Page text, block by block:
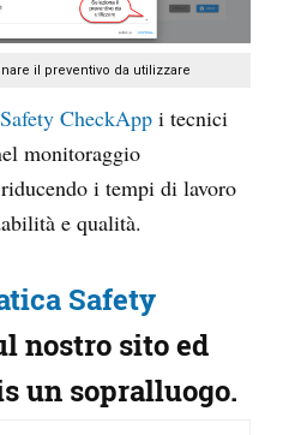
il preventivo da utilizzare
CheckApp i tecnici
monitoraggio
i tempi di lavoro
e qualità.
Safety
nostro sito ed
un sopralluogo.